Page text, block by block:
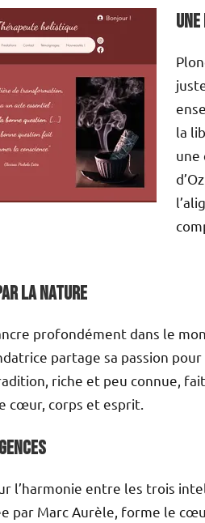
la
une
la nature
profondément dans le
partage sa passion
riche et peu connue,
cœur, corps et esprit.
l’harmonie entre les trois
par Marc Aurèle, forme le